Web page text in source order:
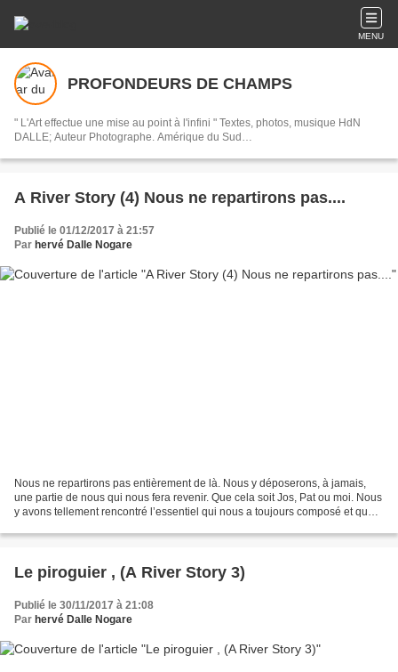
MENU
PROFONDEURS DE CHAMPS
" L'Art effectue une mise au point à l'infini " Textes, photos, musique HdN
DALLE; Auteur Photographe. Amérique du Sud…
A River Story (4) Nous ne repartirons pas....
Publié le 01/12/2017 à 21:57
Par hervé Dalle Nogare
Nous ne repartirons pas entièrement de là. Nous y déposerons, à jamais,
une partie de nous qui nous fera revenir. Que cela soit Jos, Pat ou moi. Nous
y avons tellement rencontré l’essentiel qui nous a toujours composé et que
Le piroguier , (A River Story 3)
Publié le 30/11/2017 à 21:08
Par hervé Dalle Nogare